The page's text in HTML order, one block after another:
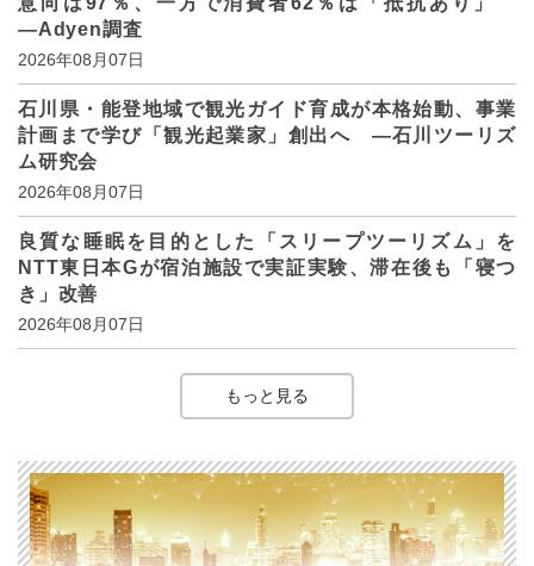
―Adyen調査
2026年08月07日
石川県・能登地域で観光ガイド育成が本格始動、事業
計画まで学び「観光起業家」創出へ ―石川ツーリズ
ム研究会
2026年08月07日
良質な睡眠を目的とした「スリープツーリズム」を
NTT東日本Gが宿泊施設で実証実験、滞在後も「寝つ
き」改善
2026年08月07日
もっと見る